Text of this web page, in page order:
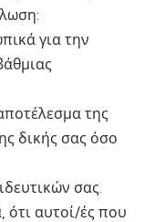
για την
της
δικής σας όσο
σας.
ότι αυτοί/ές που